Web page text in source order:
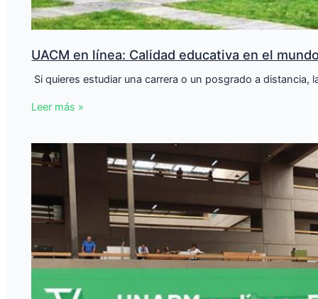
UACM en línea: Calidad educativa en el
Si quieres estudiar una carrera o un posgrado a
Leer más »